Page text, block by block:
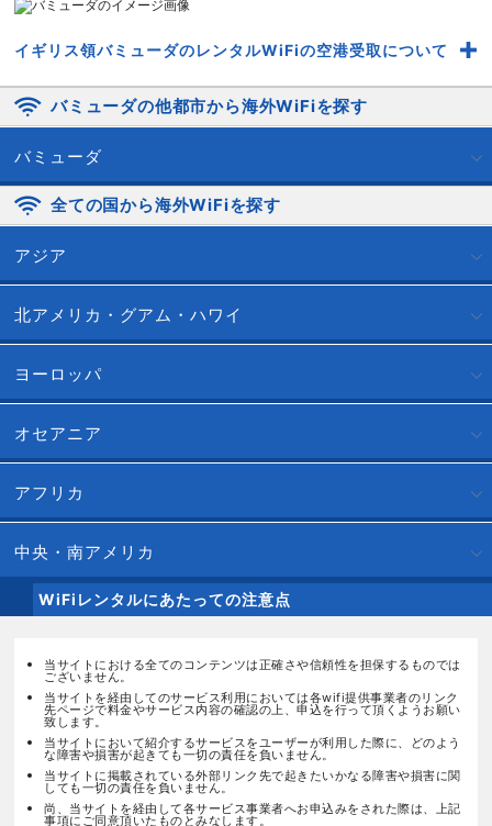
イギリス領バミューダのレンタルWiFiの空港受取について
バミューダの他都市から海外WiFiを探す
バミューダ
全ての国から海外WiFiを探す
アジア
北アメリカ・グアム・ハワイ
ヨーロッパ
オセアニア
アフリカ
中央・南アメリカ
WiFiレンタルにあたっての注意点
当サイトにおける全てのコンテンツは正確さや信頼性を担保するものでは
ございません。
当サイトを経由してのサービス利用においては各wifi提供事業者のリンク
先ページで料金やサービス内容の確認の上、申込を行って頂くようお願い
致します。
当サイトにおいて紹介するサービスをユーザーが利用した際に、どのよう
な障害や損害が起きても一切の責任を負いません。
当サイトに掲載されている外部リンク先で起きたいかなる障害や損害に関
しても一切の責任を負いません。
尚、当サイトを経由して各サービス事業者へお申込みをされた際は、上記
事項にご同意頂いたものとみなします。